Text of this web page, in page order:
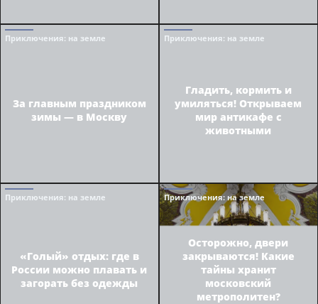
Приключения: на земле
За главным праздником
зимы — в Москву
Приключения: на земле
Гладить, кормить и
умиляться! Открываем
мир антикафе с
животными
Приключения: на земле
«Голый» отдых: где в
России можно плавать и
загорать без одежды
Приключения: на земле
Осторожно, двери
закрываются! Какие
тайны хранит
московский
метрополитен?